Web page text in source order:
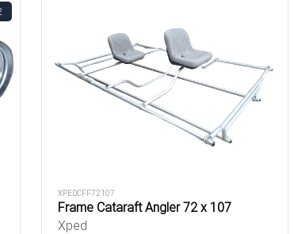
XPEDCFF72107
Frame Cataraft Angler 72 x 107
Xped